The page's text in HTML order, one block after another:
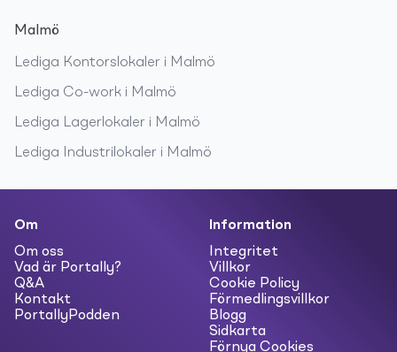
Malmö
Lediga Kontorslokaler i Malmö
Lediga Co-work i Malmö
Lediga Lagerlokaler i Malmö
Lediga Industrilokaler i Malmö
Om
Om oss
Vad är Portally?
Q&A
Kontakt
PortallyPodden
Information
Integritet
Villkor
Cookie Policy
Förmedlingsvillkor
Blogg
Sidkarta
Förnya Cookies